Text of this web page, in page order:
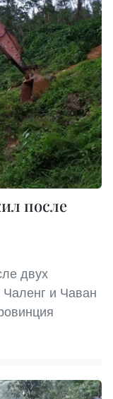
после
двух
и Чаван